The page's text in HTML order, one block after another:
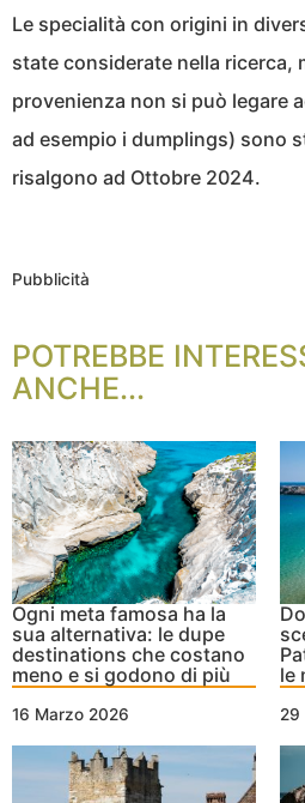
Le specialità con origini in
state considerate nella ricerca,
provenienza non si può legare
ad esempio i dumplings) sono
risalgono ad Ottobre 2024.
Pubblicità
POTREBBE
ANCHE...
Ogni meta famosa ha la
sua alternativa: le dupe
destinations che costano
meno e si godono di più
16 Marzo 2026
le
29